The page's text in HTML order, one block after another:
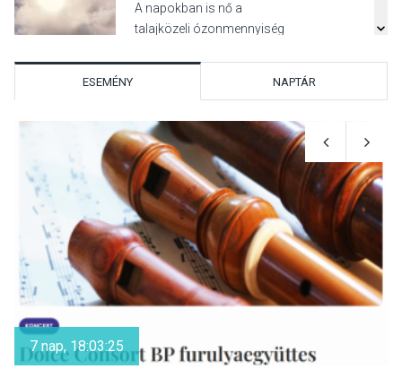
A napokban is nő a
talajközeli ózonmennyiség
KULTÚRA 2026 AUG 06
Mi a pszichológia, és miért
van rá szükségünk? –
Beszélgetés a Kacsakő
Irodalmi Színpadon
KULTÚRA 2026 AUG 06
Különleges csillagles lesz
Tahitótfaluban a Bodor
Majorban
ESEMÉNY NAPTÁR
7 nap, 18:03:24